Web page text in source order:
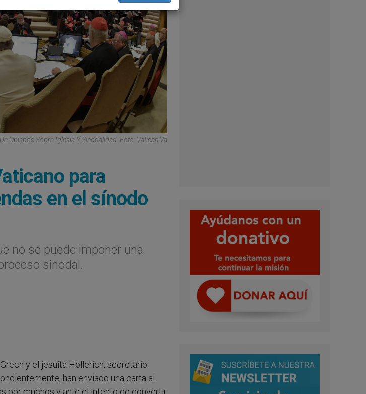
Obispos Sobre Iglesia Y Sinodalidad. Foto: Vatican.va
para
en el sínodo
no se puede imponer una
sinodal.
y el jesuita Hollerich, secretario
han enviado una carta al
por muchos y ante el intento de convertir